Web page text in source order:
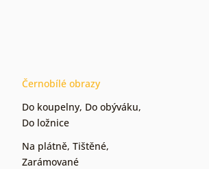
Černobílé obrazy
Do koupelny, Do obýváku,
Do ložnice
Na plátně, Tištěné,
Zarámované